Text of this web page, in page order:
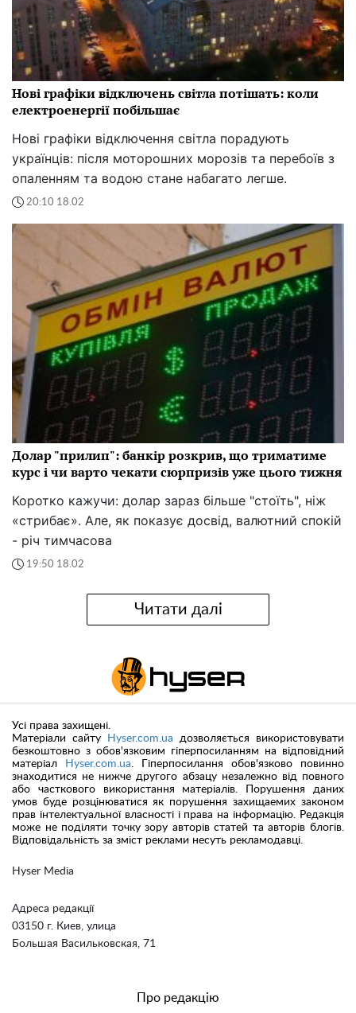
Нові графіки відключень світла потішать: коли
електроенергії побільшає
Нові графіки відключення світла порадують
українців: після моторошних морозів та перебоїв з
опаленням та водою стане набагато легше.
20:10 18.02
Долар "прилип": банкір розкрив, що триматиме
курс і чи варто чекати сюрпризів уже цього тижня
Коротко кажучи: долар зараз більше "стоїть", ніж
«стрибає». Але, як показує досвід, валютний спокій
- річ тимчасова
19:50 18.02
Читати далі
Hyser Media
Адреса редакції
03150 г. Киев, улица
Большая Васильковская, 71
Усі права захищені.
Матеріали сайту
Hyser.com.ua дозволяється використовувати
безкоштовно з обов'язковим гіперпосиланням на відповідний
матеріал
Hyser.com.ua. Гіперпосилання обов'язково повинно
знаходитися не нижче другого абзацу незалежно від повного
або часткового використання матеріалів. Порушення даних
умов буде розцінюватися як порушення захищаемих законом
прав інтелектуальної власності і права на інформацію. Редакція
може не поділяти точку зору авторів статей та авторів блогів.
Відповідальність за зміст реклами несуть рекламодавці.
Про редакцію